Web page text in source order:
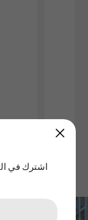
اشترك في